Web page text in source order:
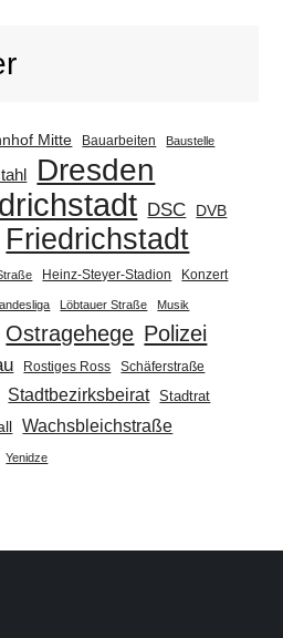
Mitte Bauarbeiten Baustelle
Dresden
DSC DVB
Friedrichstadt
Heinz-Steyer-Stadion
Konzert
Landesliga Löbtauer Straße Musik
Ostragehege Polizei
Rostiges Ross Schäferstraße
Stadtbezirksbeirat Stadtrat
Wachsbleichstraße
Yenidze